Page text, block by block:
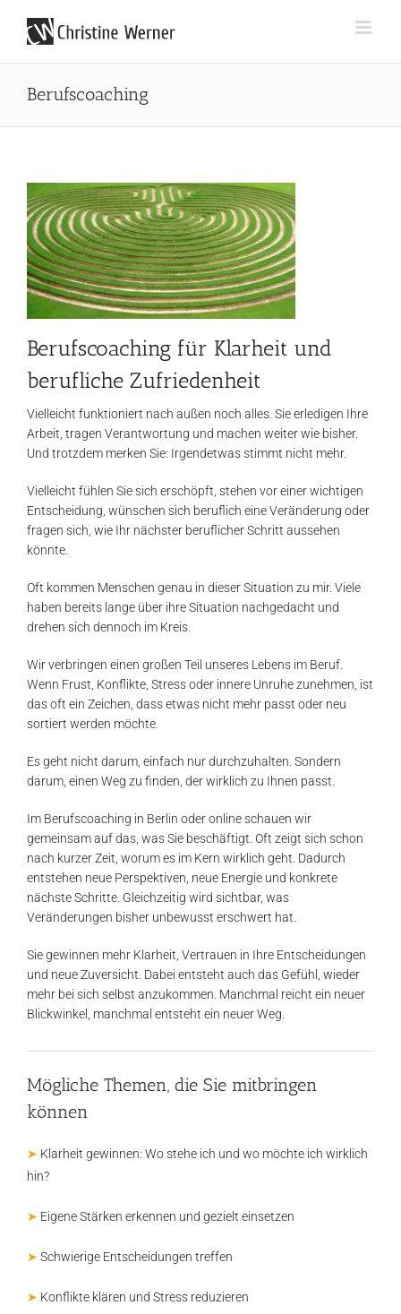
Inhalt
springen
Berufscoaching
Berufscoaching für Klarheit und
berufliche Zufriedenheit
Vielleicht funktioniert nach außen noch alles. Sie erledigen Ihre
Arbeit, tragen Verantwortung und machen weiter wie bisher.
Und trotzdem merken Sie: Irgendetwas stimmt nicht mehr.
Vielleicht fühlen Sie sich erschöpft, stehen vor einer wichtigen
Entscheidung, wünschen sich beruflich eine Veränderung oder
fragen sich, wie Ihr nächster beruflicher Schritt aussehen
könnte.
Oft kommen Menschen genau in dieser Situation zu mir. Viele
haben bereits lange über ihre Situation nachgedacht und
drehen sich dennoch im Kreis.
Wir verbringen einen großen Teil unseres Lebens im Beruf.
Wenn Frust, Konflikte, Stress oder innere Unruhe zunehmen, ist
das oft ein Zeichen, dass etwas nicht mehr passt oder neu
sortiert werden möchte.
Es geht nicht darum, einfach nur durchzuhalten. Sondern
darum, einen Weg zu finden, der wirklich zu Ihnen passt.
Im Berufscoaching in Berlin oder online schauen wir
gemeinsam auf das, was Sie beschäftigt. Oft zeigt sich schon
nach kurzer Zeit, worum es im Kern wirklich geht. Dadurch
entstehen neue Perspektiven, neue Energie und konkrete
nächste Schritte. Gleichzeitig wird sichtbar, was
Veränderungen bisher unbewusst erschwert hat.
Sie gewinnen mehr Klarheit, Vertrauen in Ihre Entscheidungen
und neue Zuversicht. Dabei entsteht auch das Gefühl, wieder
mehr bei sich selbst anzukommen. Manchmal reicht ein neuer
Blickwinkel, manchmal entsteht ein neuer Weg.
Mögliche Themen, die Sie mitbringen
können
➤ Klarheit gewinnen: Wo stehe ich und wo möchte ich wirklich
hin?
➤ Eigene Stärken erkennen und gezielt einsetzen
➤ Schwierige Entscheidungen treffen
➤ Konflikte klären und Stress reduzieren